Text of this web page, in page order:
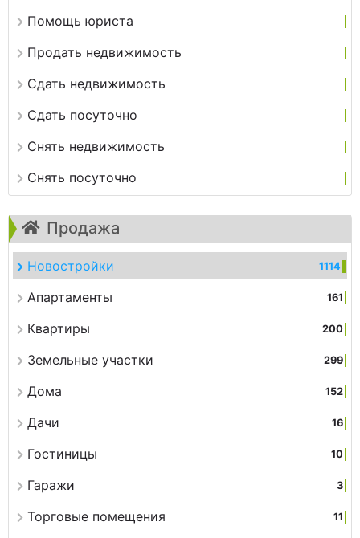
Помощь юриста
Продать недвижимость
Сдать недвижимость
Сдать посуточно
Снять недвижимость
Снять посуточно
Продажа
Новостройки 1114
Апартаменты 161
Квартиры 200
Земельные участки 299
Дома 152
Дачи 16
Гостиницы 10
Гаражи 3
Торговые помещения 11